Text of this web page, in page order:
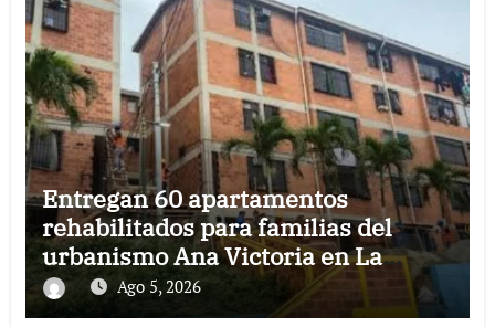
Entregan 60 apartamentos
rehabilitados para familias del
urbanismo Ana Victoria en La
GuairaAgo 5, 2026